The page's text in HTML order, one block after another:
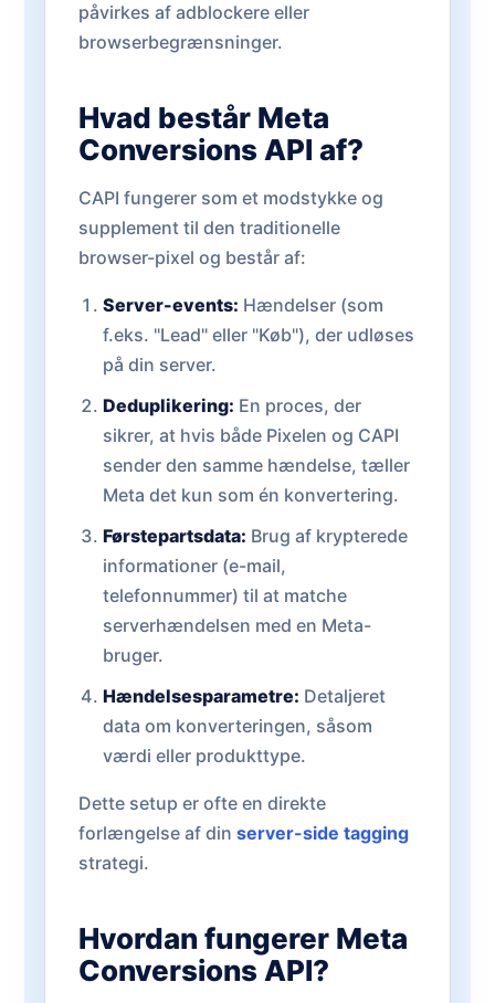
påvirkes af adblockere eller
browserbegrænsninger.
Hvad består Meta
Conversions API af?
CAPI fungerer som et modstykke og
supplement til den traditionelle
browser-pixel og består af:
Server-events: Hændelser (som
f.eks. "Lead" eller "Køb"), der udløses
på din server.
Deduplikering: En proces, der
sikrer, at hvis både Pixelen og CAPI
sender den samme hændelse, tæller
Meta det kun som én konvertering.
Førstepartsdata: Brug af krypterede
informationer (e-mail,
telefonnummer) til at matche
serverhændelsen med en Meta-
bruger.
Hændelsesparametre: Detaljeret
data om konverteringen, såsom
værdi eller produkttype.
Dette setup er ofte en direkte
forlængelse af din server-side tagging
strategi.
Hvordan fungerer Meta
Conversions API?